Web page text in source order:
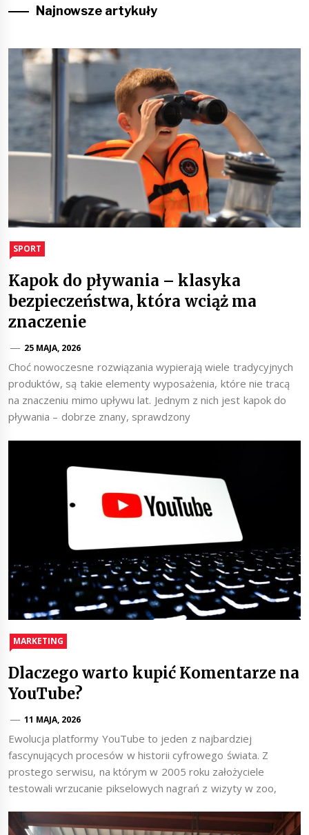
Najnowsze artykuły
SPORT
Kapok do pływania – klasyka
bezpieczeństwa, która wciąż ma
znaczenie
25 MAJA, 2026
Choć nowoczesne rozwiązania wypierają wiele tradycyjnych
produktów, są takie elementy wyposażenia, które nie tracą
na znaczeniu mimo upływu lat. Jednym z nich jest kapok do
pływania – dobrze znany, sprawdzony
MARKETING
Dlaczego warto kupić Komentarze na
YouTube?
11 MAJA, 2026
Ewolucja platformy YouTube to jeden z najbardziej
fascynujących procesów w historii cyfrowego świata. Z
prostego serwisu, na którym w 2005 roku założyciele
testowali wrzucanie pikselowych nagrań z wizyty w zoo,